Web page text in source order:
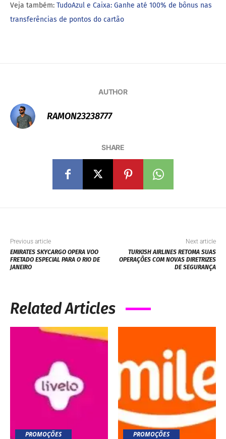
Veja também: TudoAzul e Caixa: Ganhe até 100% de bônus nas
transferências de pontos do cartão
AUTHOR
RAMON23238777
SHARE
Previous article
EMIRATES SKYCARGO OPERA VOO
FRETADO ESPECIAL PARA O RIO DE
JANEIRO
Next article
TURKISH AIRLINES RETOMA SUAS
OPERAÇÕES COM NOVAS DIRETRIZES
DE SEGURANÇA
Related Articles
PROMOÇÕES PROMOÇÕES